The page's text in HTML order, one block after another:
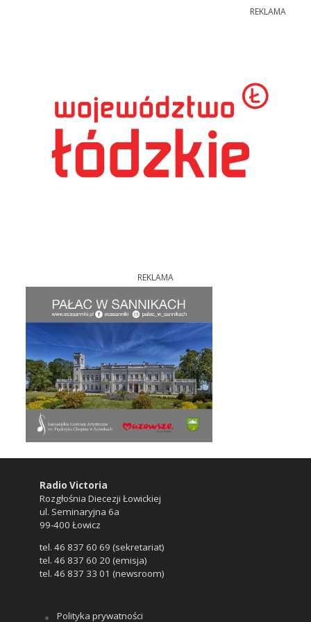
REKLAMA
REKLAMA
Radio Victoria
Rozgłośnia Diecezji Łowickiej
ul. Seminaryjna 6a
99-400 Łowicz
tel. 46 837 60 69 (sekretariat)
tel. 46 837 60 20 (emisja)
tel. 46 837 33 01 (newsroom)
Polityka prywatności